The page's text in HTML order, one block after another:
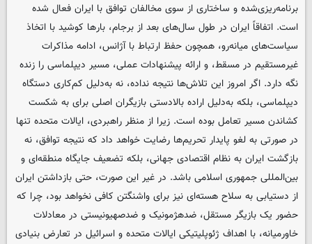
برنامه‌ریزی‌شده و ساختاری از سوی مخالفان توافق با ایران فعال شده
است. اتفاقاً ایران در طول سال‌های بعد از برجام، بارها کوشید با اتخاذ
سیاست‌های میانه‌رو، همچون حفظ ارتباط با آژانس، ادامه مذاکرات
غیرمستقیم در مسقط، و ارائه پیشنهادات عملی، مسیر دیپلماسی را زنده
نگه دارد. اگر امروز این تلاش‌ها نتیجه نداده، نه به‌دلیل کم‌کاری دستگاه
دیپلماسی، بلکه به‌دلیل اراده‌ بالادستی بازیگران اصلی برای به شکست
کشاندن مسیر تعامل بوده است. زیرا از منظر راهبردی، ایالات متحده تنها
در صورتی به لغو پایدار تحریم‌ها رضایت خواهد داد که نتیجه توافق، نه
بازگشت ایران به نظام اقتصادی جهانی، بلکه تضعیف جایگاه منطقه‌ای و
بین‌المللی جمهوری اسلامی باشد. در غیر این صورت، حتی بازداشتن ایران
از دستیابی به سلاح هسته‌ای نیز برای واشنگتن کافی نخواهد بود، چرا که
حضور یک بازیگر مستقل، ضدهژمونیک و ضدصهیونیستی در معادلات
خاورمیانه، با اهداف ژئوپلیتیکی ایالات متحده و اسرائیل در تعارض بنیادی